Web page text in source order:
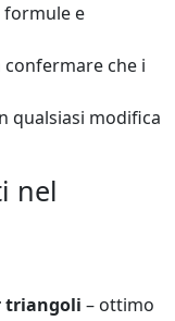
formule e
che i
qualsiasi modifica
nel
triangoli – ottimo